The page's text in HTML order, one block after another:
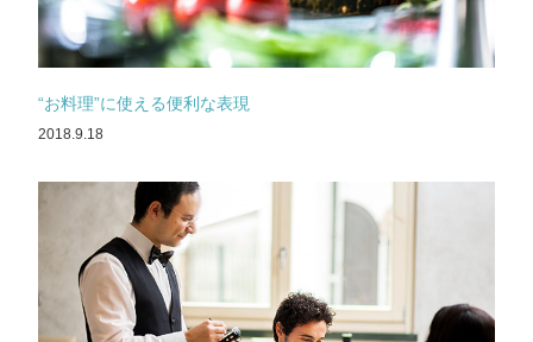
“お料理”に使える便利な表現
2018.9.18